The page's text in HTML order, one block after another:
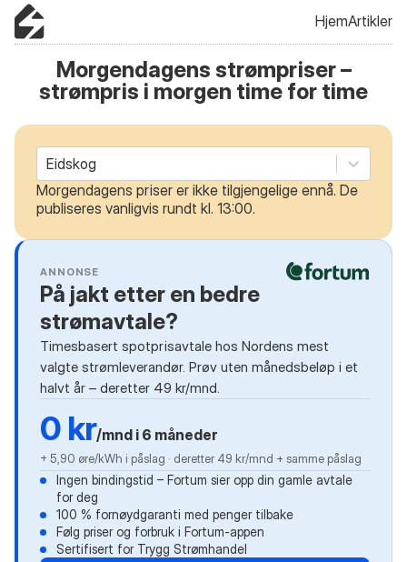
HjemArtikler
Morgendagens strømpriser –
strømpris i morgen time for time
Eidskog
Morgendagens priser er ikke tilgjengelige ennå. De
publiseres vanligvis rundt kl. 13:00.
ANNONSE
På jakt etter en bedre
strømavtale?
Timesbasert spotprisavtale hos Nordens mest
valgte strømleverandør. Prøv uten månedsbeløp i et
halvt år – deretter 49 kr/mnd.
0 kr/mnd i 6 måneder
+ 5,90 øre/kWh i påslag · deretter 49 kr/mnd + samme påslag
Ingen bindingstid – Fortum sier opp din gamle avtale
for deg
100 % fornøydgaranti med penger tilbake
Følg priser og forbruk i Fortum-appen
Sertifisert for Trygg Strømhandel